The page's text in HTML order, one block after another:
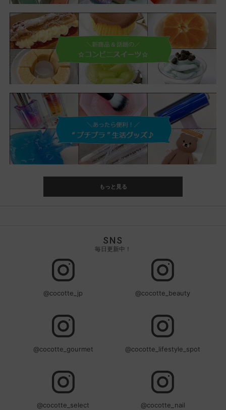
もっと見る
SNS
毎日更新中！
@cocotte_jp @cocotte_beauty
@cocotte_gourmet @cocotte_lifestyle_spot
@cocotte_select @cocotte_nail